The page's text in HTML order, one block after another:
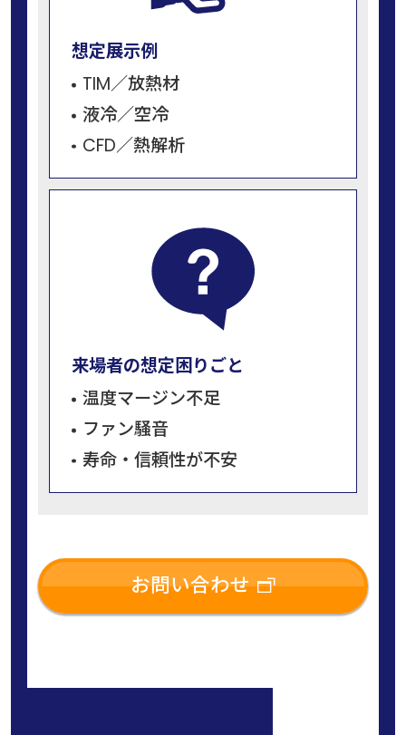
想定展示例
TIM／放熱材
液冷／空冷
CFD／熱解析
来場者の想定困りごと
温度マージン不足
ファン騒音
寿命・信頼性が不安
お問い合わせ